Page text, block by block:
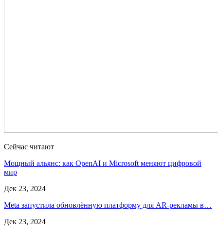
Сейчас читают
Мощный альянс: как OpenAI и Microsoft меняют цифровой
мир
Дек 23, 2024
Meta запустила обновлённую платформу для AR-рекламы в…
Дек 23, 2024